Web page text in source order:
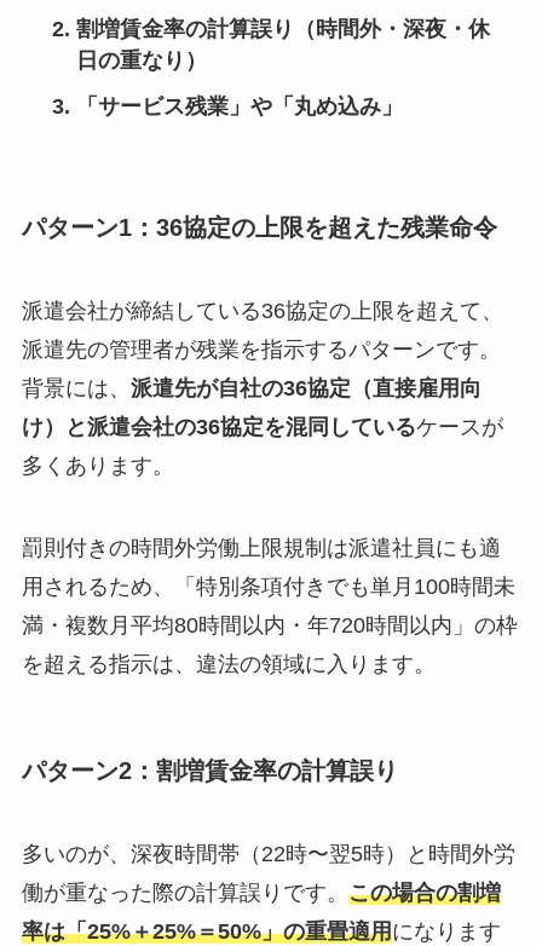
割増賃金率の計算誤り（時間外・深夜・休
日の重なり）
「サービス残業」や「丸め込み」
パターン1：36協定の上限を超えた残業命令
派遣会社が締結している36協定の上限を超えて、
派遣先の管理者が残業を指示するパターンです。
背景には、 派遣先が自社の36協定（直接雇用向
け）と派遣会社の36協定を混同しているケースが
多くあります。
罰則付きの時間外労働上限規制は派遣社員にも適
用されるため、「特別条項付きでも単月100時間未
満・複数月平均80時間以内・年720時間以内」の枠
を超える指示は、違法の領域に入ります。
パターン2：割増賃金率の計算誤り
多いのが、深夜時間帯（22時〜翌5時）と時間外労
働が重なった際の計算誤りです。 この場合の割増
率は「25%＋25%＝50%」の重畳適用になります